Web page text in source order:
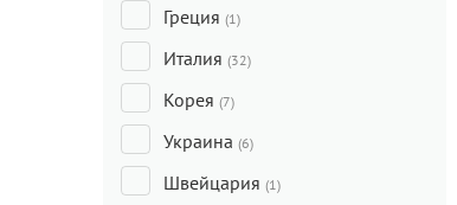
Греция (1)
Италия (32)
Корея (7)
Украина (6)
Швейцария (1)